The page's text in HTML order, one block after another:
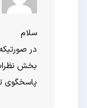
سلام
در
بخش
پاسخگوی